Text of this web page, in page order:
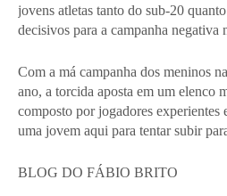
jovens atletas tanto do sub-20
decisivos para a campanha negativa
Com a má campanha dos meninos
ano, a torcida aposta em um elenco
composto por jogadores experientes
uma jovem aqui para tentar subir
BLOG DO FÁBIO BRITO